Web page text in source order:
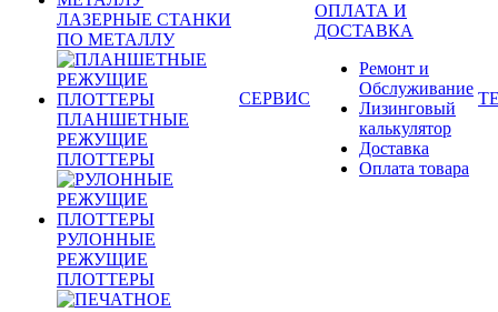
ЛАЗЕРНЫЕ СТАНКИ
ПО МЕТАЛЛУ
ПЛАНШЕТНЫЕ
РЕЖУЩИЕ
ПЛОТТЕРЫ
РУЛОННЫЕ
РЕЖУЩИЕ
ПЛОТТЕРЫ
СЕРВИС
ОПЛАТА И
ДОСТАВКА
Ремонт и
Обслуживание
Лизинговый
калькулятор
Доставка
Оплата товара